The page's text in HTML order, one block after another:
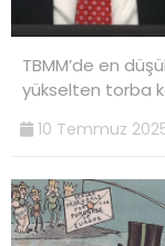
TBMM’de en
yükselten torba
10 Temmuz